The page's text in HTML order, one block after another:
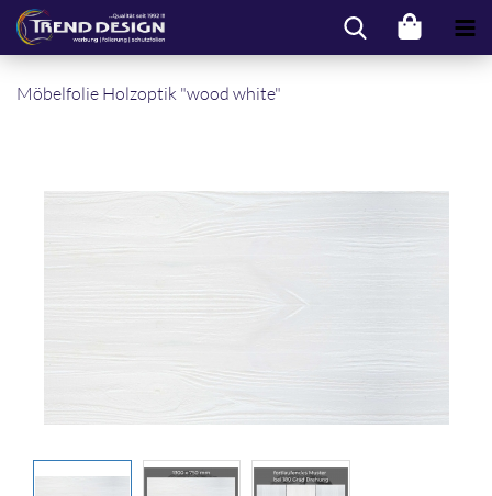
Mö­bel­fo­lie Holz­op­tik "wood white"